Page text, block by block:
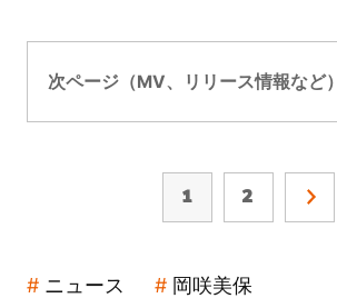
次ページ（MV、リリース情報など
1 2
ニュース 岡咲美保